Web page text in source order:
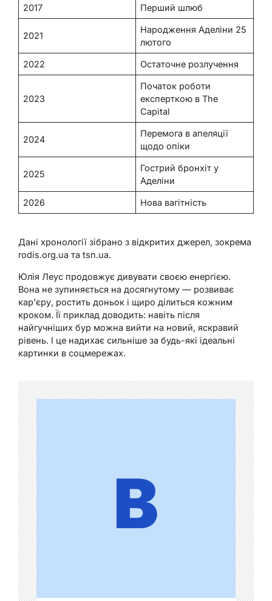
2017 Перший шлюб
2021
Народження Аделіни 25
лютого
2022 Остаточне розлучення
2023
Початок роботи
експерткою в The
Capital
2024
Перемога в апеляції
щодо опіки
2025
Гострий бронхіт у
Аделіни
2026 Нова вагітність
Дані хронології зібрано з відкритих джерел, зокрема
rodis.org.ua та tsn.ua.
Юлія Леус продовжує дивувати своєю енергією.
Вона не зупиняється на досягнутому — розвиває
кар’єру, ростить доньок і щиро ділиться кожним
кроком. Її приклад доводить: навіть після
найгучніших бур можна вийти на новий, яскравий
рівень. І це надихає сильніше за будь-які ідеальні
картинки в соцмережах.